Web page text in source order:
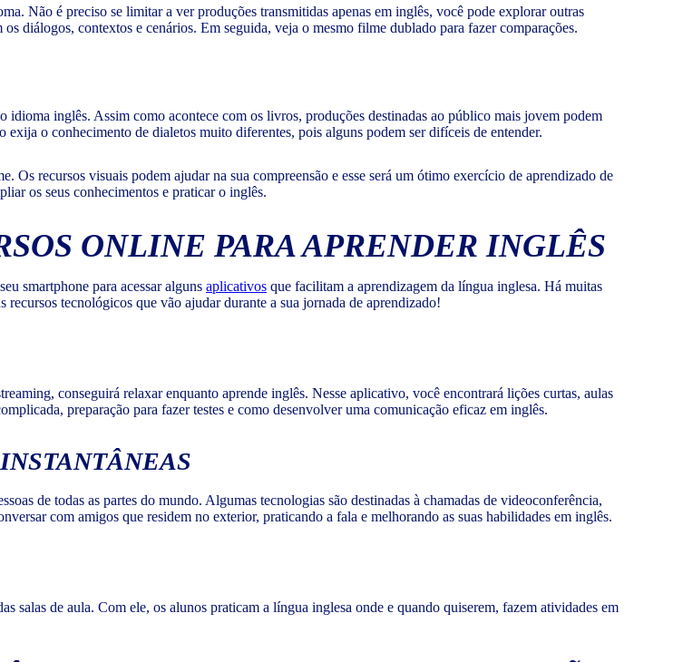
Não é preciso se limitar a ver produções transmitidas apenas em inglês, você pode explorar outras
diálogos, contextos e cenários. Em seguida, veja o mesmo filme dublado para fazer comparações.
idioma inglês. Assim como acontece com os livros, produções destinadas ao público mais jovem podem
o conhecimento de dialetos muito diferentes, pois alguns podem ser difíceis de entender.
Os recursos visuais podem ajudar na sua compreensão e esse será um ótimo exercício de aprendizado de
os seus conhecimentos e praticar o inglês.
ONLINE PARA APRENDER INGLÊS
smartphone para acessar alguns aplicativos que facilitam a aprendizagem da língua inglesa. Há muitas
tecnológicos que vão ajudar durante a sua jornada de aprendizado!
conseguirá relaxar enquanto aprende inglês. Nesse aplicativo, você encontrará lições curtas, aulas
preparação para fazer testes e como desenvolver uma comunicação eficaz em inglês.
de todas as partes do mundo. Algumas tecnologias são destinadas à chamadas de videoconferência,
com amigos que residem no exterior, praticando a fala e melhorando as suas habilidades em inglês.
salas de aula. Com ele, os alunos praticam a língua inglesa onde e quando quiserem, fazem atividades em